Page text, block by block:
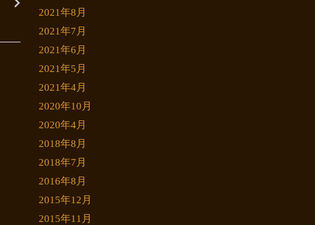
2021年8月
2021年7月
2021年6月
2021年5月
2021年4月
2020年10月
2020年4月
2018年8月
2018年7月
2016年8月
2015年12月
2015年11月